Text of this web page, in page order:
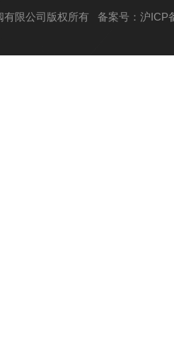
有限公司版权所有 备案号：沪ICP